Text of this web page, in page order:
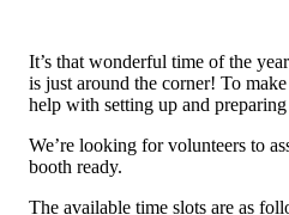
It’s that wonderful time of the
is just around the corner! To
help with setting up and
We’re looking for volunteers to
booth ready.
The available time slots are as